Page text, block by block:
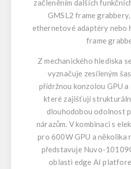
začleněním dalších
GMSL2 frame
ethernetové adaptéry nebo
frame
Z mechanického hlediska
vyznačuje zesíleným
přídržnou konzolou GPU
které zajišťují
dlouhodobou odolnost
nárazům. V kombinaci s
pro 600W GPU a
představuje Nuvo-
oblasti edge AI